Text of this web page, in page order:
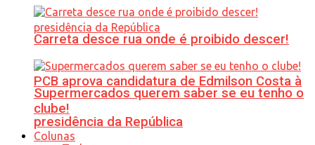
PCB aprova candidatura de Edmilson Costa à
presidência da República
Carreta desce rua onde é proibido descer!
Supermercados querem saber se eu tenho o
clube!
Colunas